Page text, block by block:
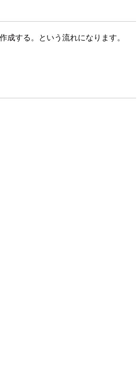
する。という流れになります。